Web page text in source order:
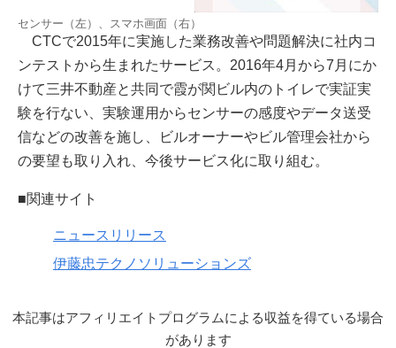
センサー（左）、スマホ画面（右）
CTCで2015年に実施した業務改善や問題解決に社内コ
ンテストから生まれたサービス。2016年4月から7月にか
けて三井不動産と共同で霞が関ビル内のトイレで実証実
験を行ない、実験運用からセンサーの感度やデータ送受
信などの改善を施し、ビルオーナーやビル管理会社から
の要望も取り入れ、今後サービス化に取り組む。
■関連サイト
ニュースリリース
伊藤忠テクノソリューションズ
本記事はアフィリエイトプログラムによる収益を得ている場合
があります